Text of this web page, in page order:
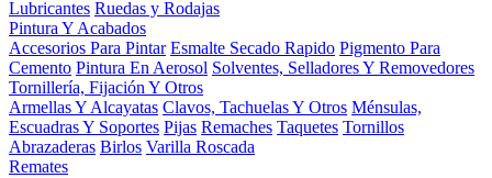
Lubricantes Ruedas y Rodajas
Pintura Y Acabados
Accesorios Para Pintar Esmalte Secado Rapido Pigmento Para
Cemento Pintura En Aerosol Solventes, Selladores Y Removedores
Tornillería, Fijación Y Otros
Armellas Y Alcayatas Clavos, Tachuelas Y Otros Ménsulas,
Escuadras Y Soportes Pijas Remaches Taquetes Tornillos
Abrazaderas Birlos Varilla Roscada
Remates